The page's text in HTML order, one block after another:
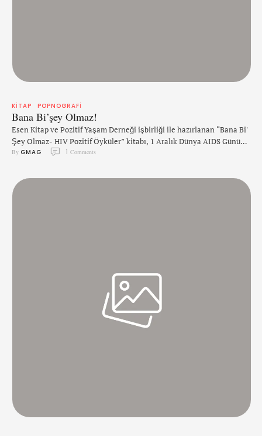
KITAP POPNOGRAFI
Bana Bi’şey Olmaz!
Esen Kitap ve Pozitif Yaşam Derneği işbirliği ile hazırlanan “Bana Bi'
Şey Olmaz- HIV Pozitif Öyküler” kitabı, 1 Aralık Dünya AIDS Günü
öncesi yayımlandı.
By GMAG 1 Comments